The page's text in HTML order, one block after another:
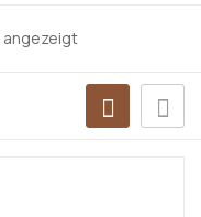
angezeigt